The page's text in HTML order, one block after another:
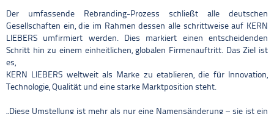
Der umfassende Rebranding-Prozess schließt alle deutschen
Gesellschaften ein, die im Rahmen dessen alle schrittweise auf KERN
LIEBERS umfirmiert werden. Dies markiert einen entscheidenden
Schritt hin zu einem einheitlichen, globalen Firmenauftritt. Das Ziel ist
es,
KERN LIEBERS weltweit als Marke zu etablieren, die für Innovation,
Technologie, Qualität und eine starke Marktposition steht.
„Diese Umstellung ist mehr als nur eine Namensänderung – sie ist ein